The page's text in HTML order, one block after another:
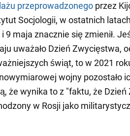
przeprowadzonego przez
Socjologii, w ostatnich
9 maja znacznie się zmienił.
uważało Dzień Zwycięstwa,
świąt, to w 2021
wojny pozostało
że wynika to z "faktu, że
w Rosji jako